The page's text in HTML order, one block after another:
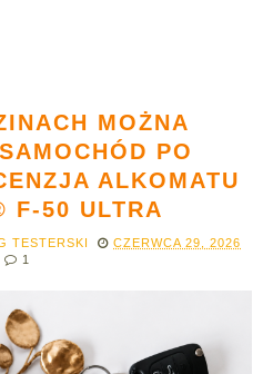
MOŻNA
PO
ALKOMATU
F-50 ULTRA
TESTERSKI
CZERWCA 29, 2026
1